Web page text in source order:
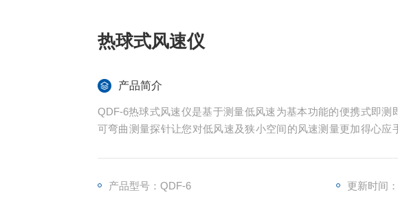
热球式风速仪
产品简介
QDF-6热球式风速仪是基于测量低风速为基本功能的便携式即测
可弯曲测量探针让您对低风速及狭小空间的风速测量更加得心应
产品型号：QDF-6 更新时间